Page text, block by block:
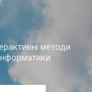
методи